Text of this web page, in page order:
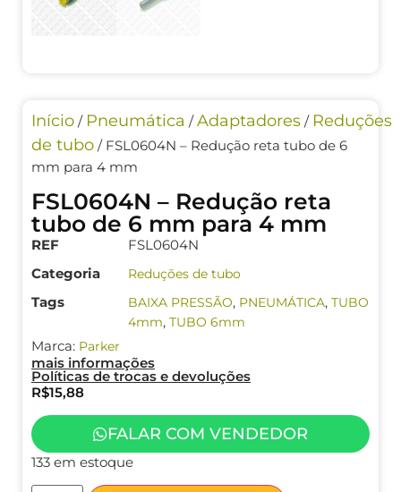
Início / Pneumática /Adaptadores / Reduções
de tubo / FSL0604N – Redução reta tubo de 6
mm para 4 mm
FSL0604N – Redução reta
tubo de 6 mm para 4 mm
REF
FSL0604N
Categoria
Reduções de tubo
Tags BAIXA PRESSÃO, PNEUMÁTICA, TUBO
4mm, TUBO 6mm
Marca: Parker
mais informações
Políticas de trocas e devoluções
R$15,88
FALAR COM VENDEDOR
133 em estoque